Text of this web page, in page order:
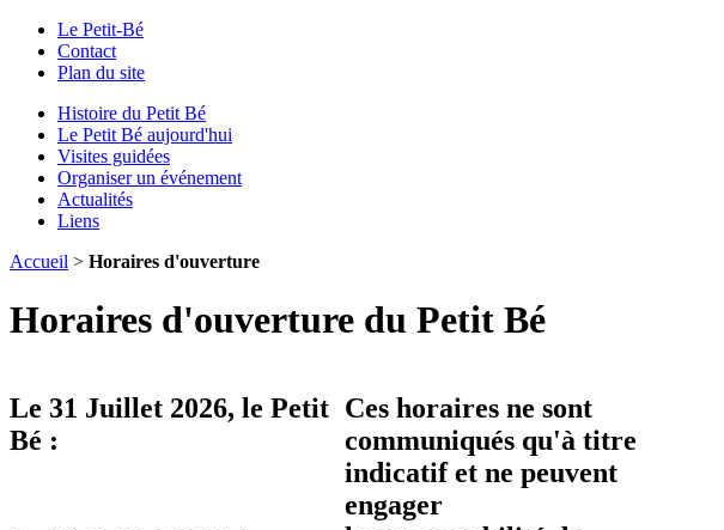
Le Petit-Bé
Contact
Plan du site
Histoire du Petit Bé
Le Petit Bé aujourd'hui
Visites guidées
Organiser un événement
Actualités
Liens
Accueil > Horaires d'ouverture
Horaires d'ouverture du Petit Bé
Le 31 Juillet 2026, le Petit
Bé :
Ces horaires ne sont
communiqués qu'à titre
indicatif et ne peuvent
engager